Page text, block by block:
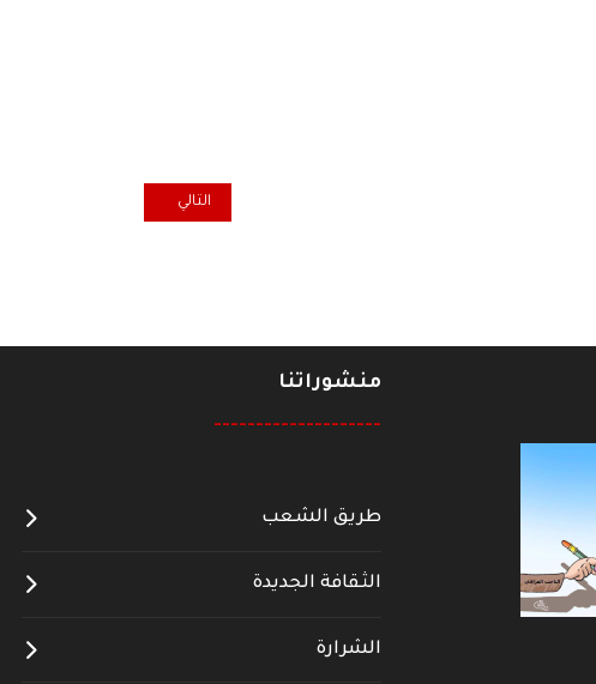
المقال التالي: الشيوعي
التالي
منشوراتنا
--------------------
طريق الشعب
الثقافة الجديدة
الشرارة